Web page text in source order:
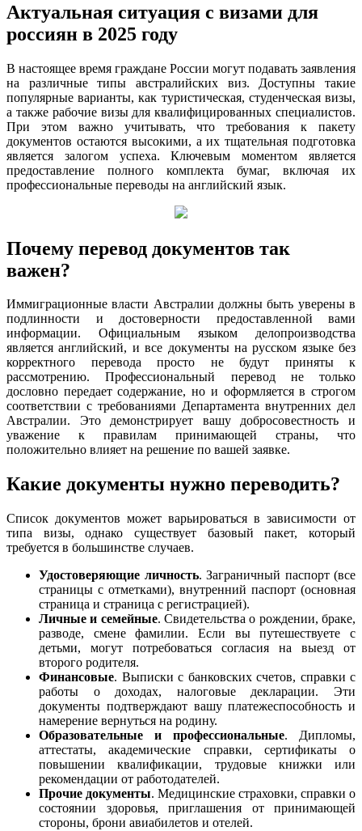
Актуальная ситуация с визами для
россиян в 2025 году
В настоящее время граждане России могут подавать заявления
на различные типы австралийских виз. Доступны такие
популярные варианты, как туристическая, студенческая визы,
а также рабочие визы для квалифицированных специалистов.
При этом важно учитывать, что требования к пакету
документов остаются высокими, а их тщательная подготовка
является залогом успеха. Ключевым моментом является
предоставление полного комплекта бумаг, включая их
профессиональные переводы на английский язык.
Почему перевод документов так
важен?
Иммиграционные власти Австралии должны быть уверены в
подлинности и достоверности предоставленной вами
информации. Официальным языком делопроизводства
является английский, и все документы на русском языке без
корректного перевода просто не будут приняты к
рассмотрению. Профессиональный перевод не только
дословно передает содержание, но и оформляется в строгом
соответствии с требованиями Департамента внутренних дел
Австралии. Это демонстрирует вашу добросовестность и
уважение к правилам принимающей страны, что
положительно влияет на решение по вашей заявке.
Какие документы нужно переводить?
Список документов может варьироваться в зависимости от
типа визы, однако существует базовый пакет, который
требуется в большинстве случаев.
Удостоверяющие личность. Заграничный паспорт (все
страницы с отметками), внутренний паспорт (основная
страница и страница с регистрацией).
Личные и семейные. Свидетельства о рождении, браке,
разводе, смене фамилии. Если вы путешествуете с
детьми, могут потребоваться согласия на выезд от
второго родителя.
Финансовые. Выписки с банковских счетов, справки с
работы о доходах, налоговые декларации. Эти
документы подтверждают вашу платежеспособность и
намерение вернуться на родину.
Образовательные и профессиональные. Дипломы,
аттестаты, академические справки, сертификаты о
повышении квалификации, трудовые книжки или
рекомендации от работодателей.
Прочие документы. Медицинские страховки, справки о
состоянии здоровья, приглашения от принимающей
стороны, брони авиабилетов и отелей.